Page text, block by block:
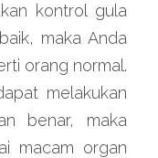
kontrol gula
maka Anda
orang normal.
melakukan
benar, maka
macam organ